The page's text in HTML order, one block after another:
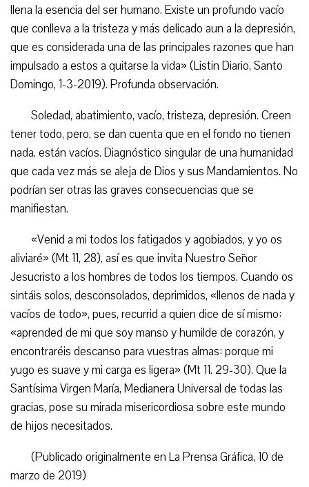
llena la esencia del ser humano. Existe un profundo vacío
que conlleva a la tristeza y más delicado aun a la depresión,
que es considerada una de las principales razones que han
impulsado a estos a quitarse la vida» (Listin Diario, Santo
Domingo, 1-3-2019). Profunda observación.
Soledad, abatimiento, vacío, tristeza, depresión. Creen
tener todo, pero, se dan cuenta que en el fondo no tienen
nada, están vacíos. Diagnóstico singular de una humanidad
que cada vez más se aleja de Dios y sus Mandamientos. No
podrían ser otras las graves consecuencias que se
manifiestan.
«Venid a mi todos los fatigados y agobiados, y yo os
aliviaré» (Mt 11, 28), así es que invita Nuestro Señor
Jesucristo a los hombres de todos los tiempos. Cuando os
sintáis solos, desconsolados, deprimidos, «llenos de nada y
vacíos de todo», pues, recurrid a quien dice de sí mismo:
«aprended de mi que soy manso y humilde de corazón, y
encontraréis descanso para vuestras almas: porque mi
yugo es suave y mi carga es ligera» (Mt 11. 29-30). Que la
Santísima Virgen María, Medianera Universal de todas las
gracias, pose su mirada misericordiosa sobre este mundo
de hijos necesitados.
(Publicado originalmente en La Prensa Gráfica, 10 de
marzo de 2019)